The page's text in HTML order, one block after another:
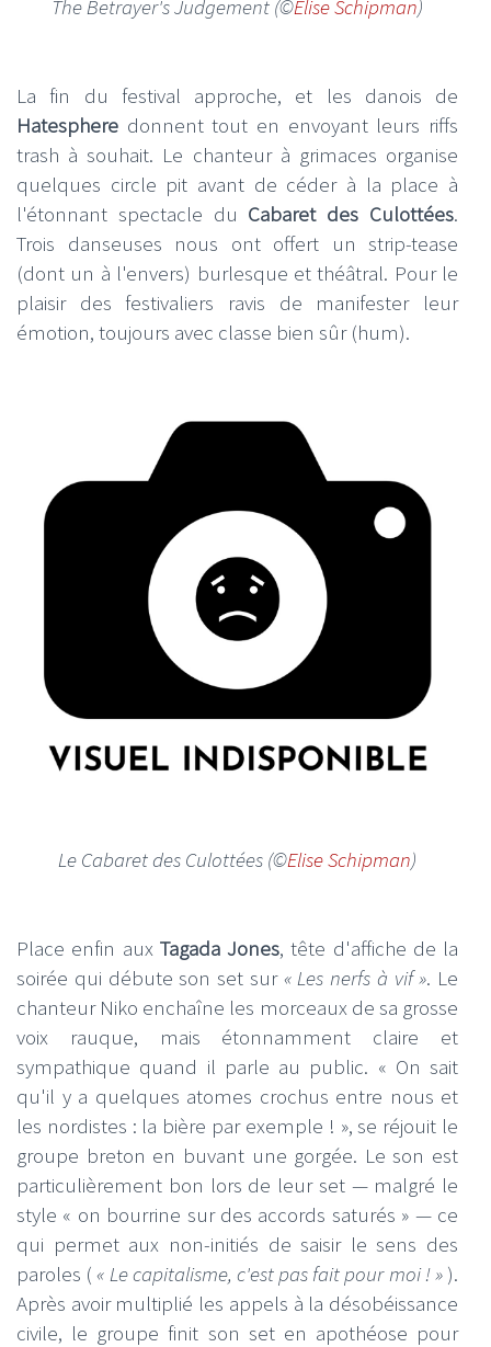
The Betrayer's Judgement (©Elise Schipman)
La fin du festival approche, et les danois de
Hatesphere donnent tout en envoyant leurs riffs
trash à souhait. Le chanteur à grimaces organise
quelques circle pit avant de céder à la place à
l'étonnant spectacle du Cabaret des Culottées.
Trois danseuses nous ont offert un strip-tease
(dont un à l'envers) burlesque et théâtral. Pour le
plaisir des festivaliers ravis de manifester leur
émotion, toujours avec classe bien sûr (hum).
Le Cabaret des Culottées (©Elise Schipman)
Place enfin aux Tagada Jones, tête d'affiche de la
soirée qui débute son set sur« Les nerfs à vif ». Le
chanteur Niko enchaîne les morceaux de sa grosse
voix rauque, mais étonnamment claire et
sympathique quand il parle au public. « On sait
qu'il y a quelques atomes crochus entre nous et
les nordistes : la bière par exemple ! », se réjouit le
groupe breton en buvant une gorgée. Le son est
particulièrement bon lors de leur set — malgré le
style « on bourrine sur des accords saturés » — ce
qui permet aux non-initiés de saisir le sens des
paroles (« Le capitalisme, c'est pas fait pour moi ! » ).
Après avoir multiplié les appels à la désobéissance
civile, le groupe finit son set en apothéose pour